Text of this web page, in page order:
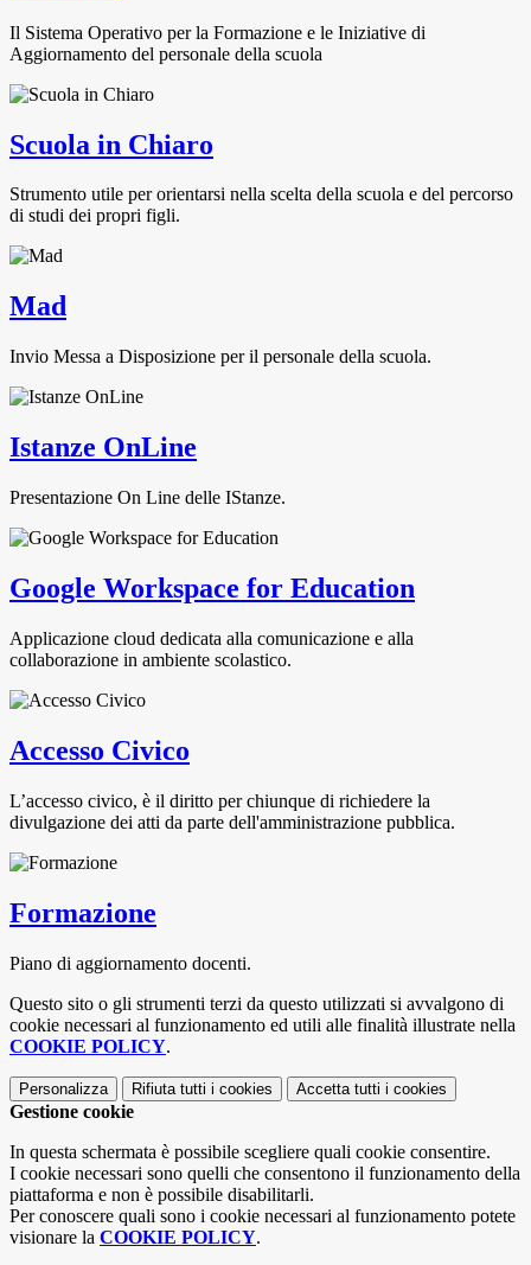
Il Sistema Operativo per la Formazione e le Iniziative di
Aggiornamento del personale della scuola
Scuola in Chiaro
Strumento utile per orientarsi nella scelta della scuola e del percorso
di studi dei propri figli.
Mad
Invio Messa a Disposizione per il personale della scuola.
Istanze OnLine
Presentazione On Line delle IStanze.
Google Workspace for Education
Applicazione cloud dedicata alla comunicazione e alla
collaborazione in ambiente scolastico.
Accesso Civico
L’accesso civico, è il diritto per chiunque di richiedere la
divulgazione dei atti da parte dell'amministrazione pubblica.
Formazione
Piano di aggiornamento docenti.
Questo sito o gli strumenti terzi da questo utilizzati si avvalgono di
cookie necessari al funzionamento ed utili alle finalità illustrate nella
COOKIE POLICY.
Personalizza Rifiuta tutti i cookies Accetta tutti i cookies
Gestione cookie
In questa schermata è possibile scegliere quali cookie consentire.
I cookie necessari sono quelli che consentono il funzionamento della
piattaforma e non è possibile disabilitarli.
Per conoscere quali sono i cookie necessari al funzionamento potete
visionare la COOKIE POLICY.